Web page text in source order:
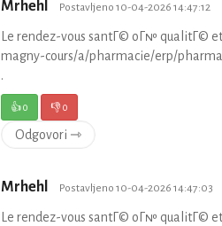
Mrhehl Postavljeno 10-04-2026 14:47:12
Le rendez-vous santГ© oГ№ qualitГ©
magny-cours/a/pharmacie/erp/
.
👍0 👎0
Odgovori ⇾
Mrhehl Postavljeno 10-04-2026 14:47:03
Le rendez-vous santГ© oГ№ qualitГ©